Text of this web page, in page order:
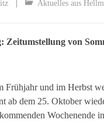
Aktuelles aus
Zeitumstellung von
Frühjahr und im Herbst
ab dem 25. Oktober
Wochenende